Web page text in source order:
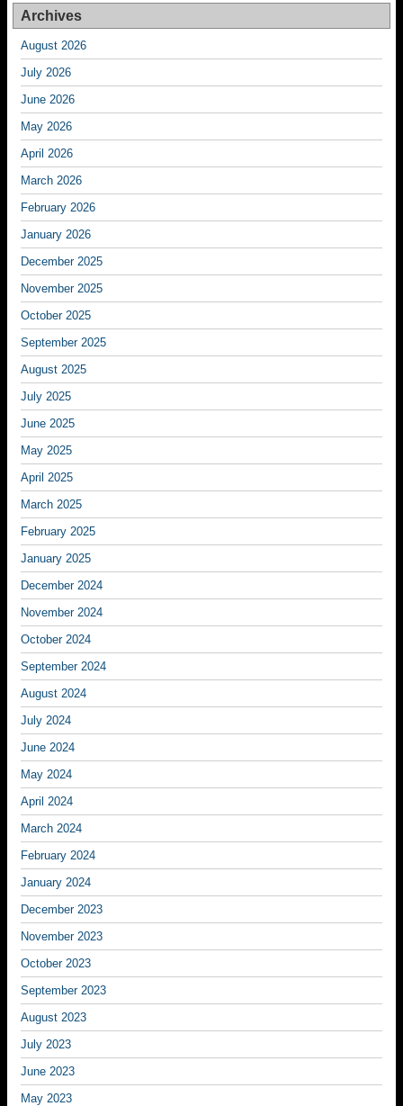
Archives
August 2026
July 2026
June 2026
May 2026
April 2026
March 2026
February 2026
January 2026
December 2025
November 2025
October 2025
September 2025
August 2025
July 2025
June 2025
May 2025
April 2025
March 2025
February 2025
January 2025
December 2024
November 2024
October 2024
September 2024
August 2024
July 2024
June 2024
May 2024
April 2024
March 2024
February 2024
January 2024
December 2023
November 2023
October 2023
September 2023
August 2023
July 2023
June 2023
May 2023